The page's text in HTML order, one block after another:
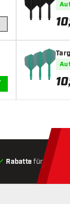
IN DEN WARENKORB10
10
Rabatte für Kunden